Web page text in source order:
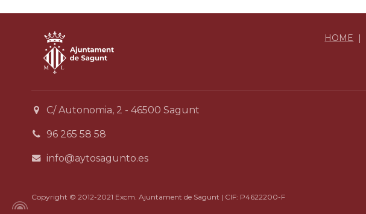
HOME |
C/ Autonomia, 2 - 46500 Sagunt
96 265 58 58
info@aytosagunto.es
Copyright © 2012-2021 Excm. Ajuntament de Sagunt | CIF: P4622200-F